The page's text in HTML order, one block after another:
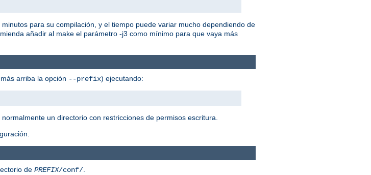
para su compilación, y el tiempo puede variar mucho dependiendo de
añadir al make el parámetro -j3 como mínimo para que vaya más
arriba la opción --prefix) ejecutando:
un directorio con restricciones de permisos escritura.
de PREFIX/conf/.